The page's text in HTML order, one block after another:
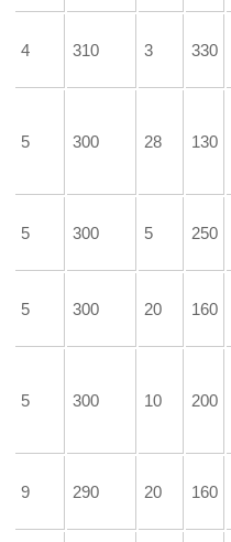
4 310 3 330
5 300 28 130
5 300 5 250
5 300 20 160
5 300 10 200
9 290 20 160